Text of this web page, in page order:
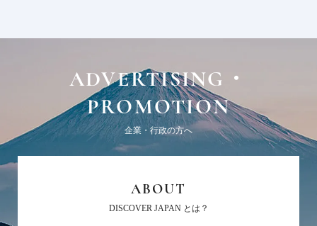
ADVERTISING・
PROMOTION
企業・行政の方へ
ABOUT
DISCOVER JAPAN とは？